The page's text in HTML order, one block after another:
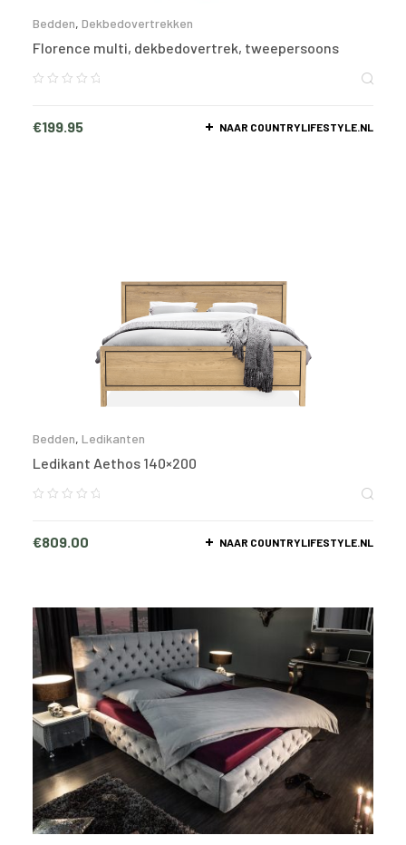
Bedden, Dekbedovertrekken
Florence multi, dekbedovertrek, tweepersoons
€199.95 NAAR COUNTRYLIFESTYLE.NL
Bedden, Ledikanten
Ledikant Aethos 140×200
€809.00 NAAR COUNTRYLIFESTYLE.NL